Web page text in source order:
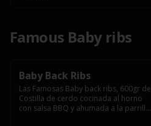
Famous Baby ribs
Baby Back Ribs
Las Famosas Baby back ribs, 600gr de
Costilla de cerdo cocinada al horno
con salsa BBQ y ahumada a la parrilla